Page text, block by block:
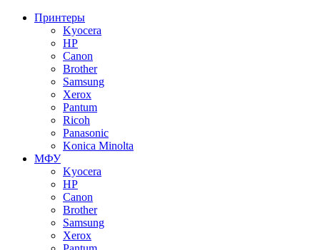
Принтеры
Kyocera
HP
Canon
Brother
Samsung
Xerox
Pantum
Ricoh
Panasonic
Konica Minolta
МФУ
Kyocera
HP
Canon
Brother
Samsung
Xerox